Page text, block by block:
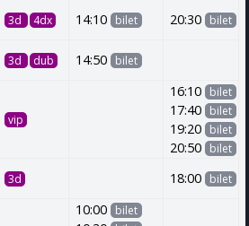
3d 4dx 14:10 bilet 20:30 bilet
3d dub 14:50 bilet
vip
16:10 bilet
17:40 bilet
19:20 bilet
20:50 bilet
3d 18:00 bilet
10:00 bilet